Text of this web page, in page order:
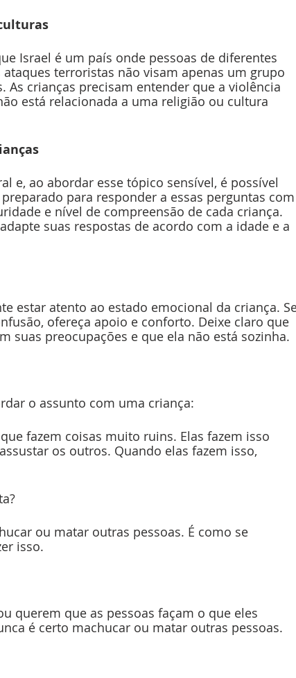
Israel é um país onde pessoas de diferentes
terroristas não visam apenas um grupo
As crianças precisam entender que a violência
está relacionada a uma religião ou cultura
e, ao abordar esse tópico sensível, é possível
para responder a essas perguntas com
e nível de compreensão de cada criança.
suas respostas de acordo com a idade e a
estar atento ao estado emocional da criança.
ofereça apoio e conforto. Deixe claro que
suas preocupações e que ela não está sozinha.
o assunto com uma criança:
fazem coisas muito ruins. Elas fazem isso
os outros. Quando elas fazem isso,
ou matar outras pessoas. É como se
isso.
querem que as pessoas façam o que eles
é certo machucar ou matar outras pessoas.